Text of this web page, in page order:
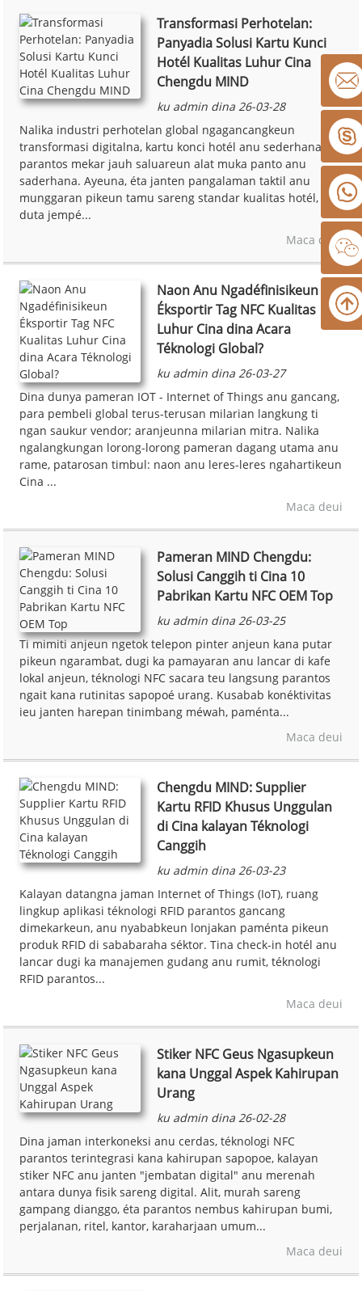
Transformasi Perhotelan:
Panyadia Solusi Kartu Kunci
Hotél Kualitas Luhur Cina
Chengdu MIND
ku admin dina 26-03-28
Nalika industri perhotelan global ngagancangkeun
transformasi digitalna, kartu konci hotél anu sederhana
parantos mekar jauh saluareun alat muka panto anu
saderhana. Ayeuna, éta janten pangalaman taktil anu
munggaran pikeun tamu sareng standar kualitas hotél,
duta jempé...
Maca deui
Naon Anu Ngadéfinisikeun
Éksportir Tag NFC Kualitas
Luhur Cina dina Acara
Téknologi Global?
ku admin dina 26-03-27
Dina dunya pameran IOT - Internet of Things anu gancang,
para pembeli global terus-terusan milarian langkung ti
ngan saukur vendor; aranjeunna milarian mitra. Nalika
ngalangkungan lorong-lorong pameran dagang utama anu
rame, patarosan timbul: naon anu leres-leres ngahartikeun
Cina ...
Maca deui
Pameran MIND Chengdu:
Solusi Canggih ti Cina 10
Pabrikan Kartu NFC OEM Top
ku admin dina 26-03-25
Ti mimiti anjeun ngetok telepon pinter anjeun kana putar
pikeun ngarambat, dugi ka pamayaran anu lancar di kafe
lokal anjeun, téknologi NFC sacara teu langsung parantos
ngait kana rutinitas sapopoé urang. Kusabab konéktivitas
ieu janten harepan tinimbang méwah, paménta...
Maca deui
Chengdu MIND: Supplier
Kartu RFID Khusus Unggulan
di Cina kalayan Téknologi
Canggih
ku admin dina 26-03-23
Kalayan datangna jaman Internet of Things (IoT), ruang
lingkup aplikasi téknologi RFID parantos gancang
dimekarkeun, anu nyababkeun lonjakan paménta pikeun
produk RFID di sababaraha séktor. Tina check-in hotél anu
lancar dugi ka manajemen gudang anu rumit, téknologi
RFID parantos...
Maca deui
Stiker NFC Geus Ngasupkeun
kana Unggal Aspek Kahirupan
Urang
ku admin dina 26-02-28
Dina jaman interkoneksi anu cerdas, téknologi NFC
parantos terintegrasi kana kahirupan sapopoe, kalayan
stiker NFC anu janten "jembatan digital" anu merenah
antara dunya fisik sareng digital. Alit, murah sareng
gampang dianggo, éta parantos nembus kahirupan bumi,
perjalanan, ritel, kantor, karaharjaan umum...
Maca deui